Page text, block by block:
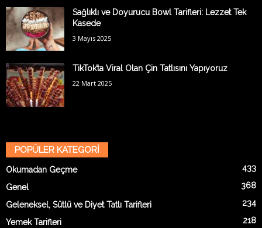
Sağlıklı ve Doyurucu Bowl Tarifleri: Lezzet Tek
Kasede
3 Mayıs 2025
TikTok’ta Viral Olan Çin Tatlısını Yapıyoruz
22 Mart 2025
POPÜLER KATEGORİ
Okumadan Geçme 433
Genel 368
Geleneksel, Sütlü ve Diyet Tatlı Tarifleri 234
Yemek Tarifleri 218